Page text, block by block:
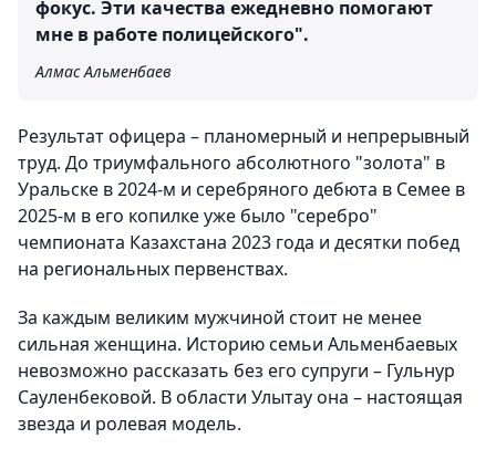
фокус. Эти качества ежедневно помогают
мне в работе полицейского".
Алмас Альменбаев
Результат офицера – планомерный и непрерывный
труд. До триумфального абсолютного "золота" в
Уральске в 2024-м и серебряного дебюта в Семее в
2025-м в его копилке уже было "серебро"
чемпионата Казахстана 2023 года и десятки побед
на региональных первенствах.
За каждым великим мужчиной стоит не менее
сильная женщина. Историю семьи Альменбаевых
невозможно рассказать без его супруги – Гульнур
Сауленбековой. В области Улытау она – настоящая
звезда и ролевая модель.